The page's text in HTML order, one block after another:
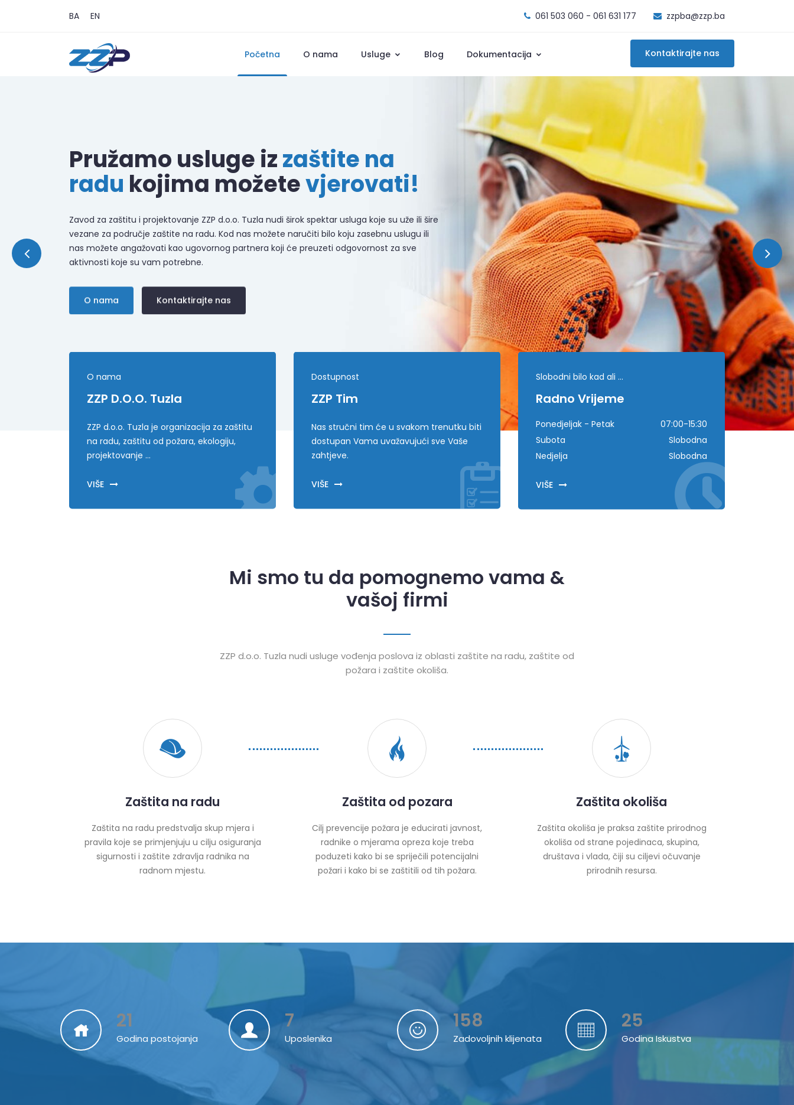
BA EN 061 503 060 - 061 631 177 zzpba@zzp.ba
Početna O nama Usluge Blog Dokumentacija Kontaktirajte nas
Pružamo usluge izzaštite na
radu kojima možetevjerovati!
Zavod za zaštitu i projektovanje ZZP d.o.o. Tuzla nudi širok spektar usluga koje su uže ili šire
vezane za područje zaštite na radu. Kod nas možete naručiti bilo koju zasebnu uslugu ili
nas možete angažovati kao ugovornog partnera koji će preuzeti odgovornost za sve
aktivnosti koje su vam potrebne.
O nama Kontaktirajte nas
O nama
ZZP D.o.o. Tuzla
ZZP d.o.o. Tuzla je organizacija za zaštitu
na radu, zaštitu od požara, ekologiju,
projektovanje ...
VIŠE
Dostupnost
ZZP Tim
Nas stručni tim će u svakom trenutku biti
dostupan Vama uvažavujući sve Vaše
zahtjeve.
VIŠE
Slobodni bilo kad ali ...
Radno Vrijeme
Ponedjeljak - Petak
07:00-15:30
Subota
Slobodna
Nedjelja
Slobodna
VIŠE
Mi smo tu da pomognemo vama &
vašoj firmi
ZZP d.o.o. Tuzla nudi usluge vođenja poslova iz oblasti zaštite na radu, zaštite od
požara i zaštite okoliša.
Zaštita na radu
Zaštita na radu predstvalja skup mjera i
pravila koje se primjenjuju u cilju osiguranja
sigurnosti i zaštite zdravlja radnika na
radnom mjestu.
Zaštita od pozara
Cilj prevencije požara je educirati javnost,
radnike o mjerama opreza koje treba
poduzeti kako bi se spriječili potencijalni
požari i kako bi se zaštitili od tih požara.
Zaštita okoliša
Zaštita okoliša je praksa zaštite prirodnog
okoliša od strane pojedinaca, skupina,
društava i vlada, čiji su ciljevi očuvanje
prirodnih resursa.
21
Godina postojanja
7
Uposlenika
158
Zadovoljnih klijenata
25
Godina Iskustva